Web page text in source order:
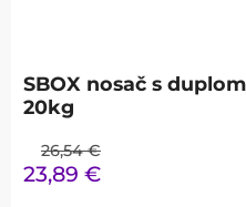
SBOX nosač s
20kg
26,54 €
23,89 €